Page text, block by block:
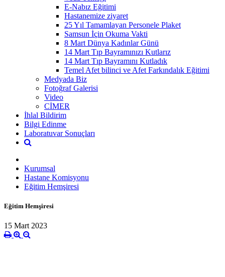
E-Nabız Eğitimi
Hastanemize ziyaret
25 Yıl Tamamlayan Personele Plaket
Samsun İçin Okuma Vakti
8 Mart Dünya Kadınlar Günü
14 Mart Tıp Bayramınızı Kutlarız
14 Mart Tıp Bayramını Kutladık
Temel Afet bilinci ve Afet Farkındalık Eğitimi
Medyada Biz
Fotoğraf Galerisi
Video
CİMER
İhlal Bildirim
Bilgi Edinme
Laboratuvar Sonuçları
Kurumsal
Hastane Komisyonu
Eğitim Hemşiresi
Eğitim Hemşiresi
15 Mart 2023